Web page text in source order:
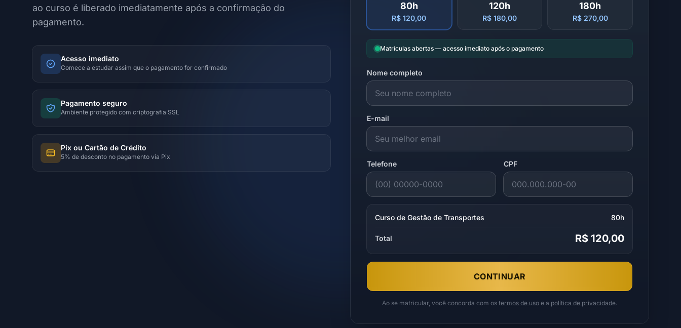
ao curso é liberado imediatamente após a confirmação do
pagamento.
Acesso imediato
Comece a estudar assim que o pagamento for confirmado
Pagamento seguro
Ambiente protegido com criptografia SSL
Pix ou Cartão de Crédito
5% de desconto no pagamento via Pix
80h
R$ 120,00
120h
R$ 180,00
180h
R$ 270,00
Matrículas abertas — acesso imediato após o pagamento
Nome completo
E-mail
Telefone CPF
Curso de Gestão de Transportes 80h
Total R$ 120,00
CONTINUAR
Ao se matricular, você concorda com os termos de uso e a política de privacidade.